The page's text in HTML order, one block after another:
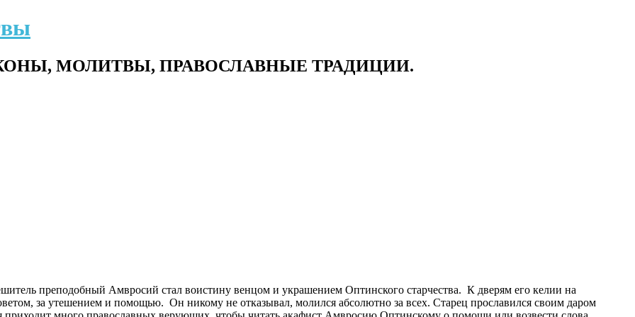
МОЛИТВЫ, ПРАВОСЛАВНЫЕ ТРАДИЦИИ.
преподобный Амвросий стал воистину венцом и украшением Оптинского старчества. К дверям его келии на
за утешением и помощью. Он никому не отказывал, молился абсолютно за всех. Старец прославился своим даром